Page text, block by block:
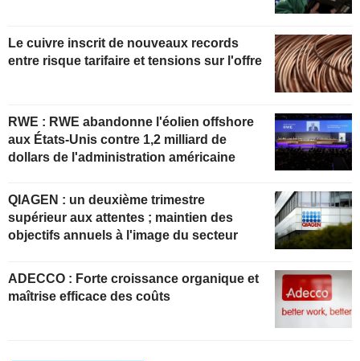
Le cuivre inscrit de nouveaux records
entre risque tarifaire et tensions sur l'offre
RWE : RWE abandonne l'éolien offshore
aux États-Unis contre 1,2 milliard de
dollars de l'administration américaine
QIAGEN : un deuxième trimestre
supérieur aux attentes ; maintien des
objectifs annuels à l'image du secteur
ADECCO : Forte croissance organique et
maîtrise efficace des coûts